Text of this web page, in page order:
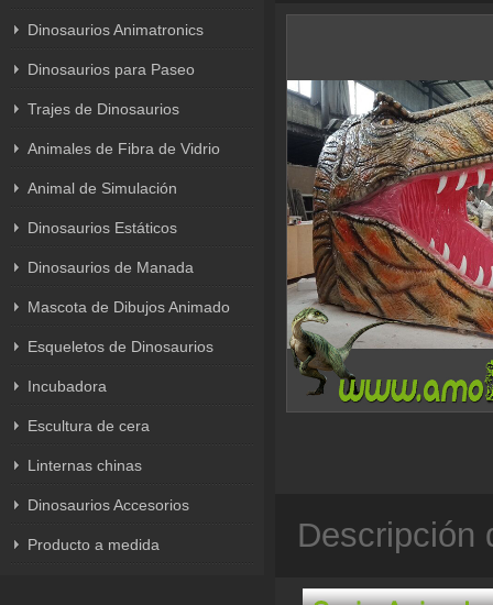
Dinosaurios Animatronics
Dinosaurios para Paseo
Trajes de Dinosaurios
Animales de Fibra de Vidrio
Animal de Simulación
Dinosaurios Estáticos
Dinosaurios de Manada
Mascota de Dibujos Animado
Esqueletos de Dinosaurios
Incubadora
Escultura de cera
Linternas chinas
Dinosaurios Accesorios
Producto a medida Descripción